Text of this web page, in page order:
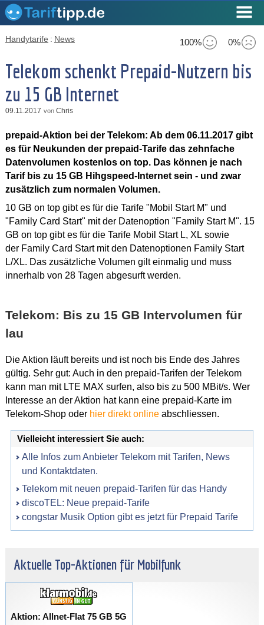
100% 0%
Handytarife : News
Telekom schenkt Prepaid-Nutzern bis
zu 15 GB Internet
09.11.2017 von Chris
prepaid-Aktion bei der Telekom: Ab dem 06.11.2017 gibt
es für Neukunden der prepaid-Tarife das zehnfache
Datenvolumen kostenlos on top. Das können je nach
Tarif bis zu 15 GB Hihgspeed-Internet sein - und zwar
zusätzlich zum normalen Volumen.
10 GB on top gibt es für die Tarife "Mobil Start M" und
"Family Card Start" mit der Datenoption "Family Start M". 15
GB on top gibt es für die Tarife Mobil Start L, XL sowie
der Family Card Start mit den Datenoptionen Family Start
L/XL. Das zusätzliche Volumen gilt einmalig und muss
innerhalb von 28 Tagen abgesurft werden.
Telekom: Bis zu 15 GB Intervolumen für
lau
Die Aktion läuft bereits und ist noch bis Ende des Jahres
gültig. Sehr gut: Auch in den prepaid-Tarifen der Telekom
kann man mit LTE MAX surfen, also bis zu 500 MBit/s. Wer
Interesse an der Aktion hat kann eine prepaid-Karte im
Telekom-Shop oder hier direkt onlineabschliessen.
Vielleicht interessiert Sie auch:
Alle Infos zum Anbieter Telekom mit Tarifen, News
und Kontaktdaten.
Telekom mit neuen prepaid-Tarifen für das Handy
discoTEL: Neue prepaid-Tarife
congstar Musik Option gibt es jetzt für Prepaid Tarife
Aktuelle Top-Aktionen für Mobilfunk
Aktion: Allnet-Flat 75 GB 5G